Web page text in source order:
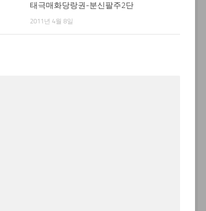
태극매화당랑권-분신팔주2단
2011년 4월 8일